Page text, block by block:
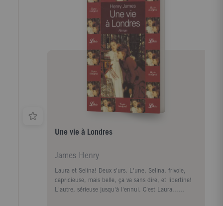
Une vie à Londres
James Henry
Laura et Selina! Deux s'urs. L'une, Selina, frivole,
capricieuse, mais belle, ça va sans dire, et libertine!
L'autre, sérieuse jusqu'à l'ennui. C'est Laura...